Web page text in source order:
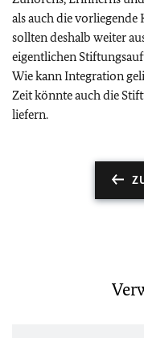
als auch die
sollten deshalb weiter
eigentlichen
Wie kann Integration
Zeit könnte auch die
liefern.